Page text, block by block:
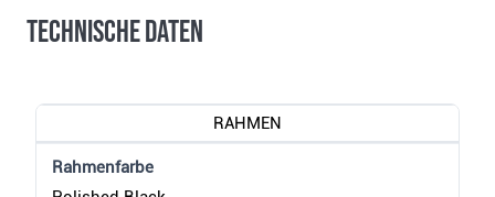
Technische Daten
RAHMEN
Rahmenfarbe